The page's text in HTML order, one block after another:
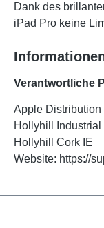
Dank des
iPad Pro keine
Verantwortliche
Apple Distribution
Hollyhill Industrial
Hollyhill Cork IE
Website: https://